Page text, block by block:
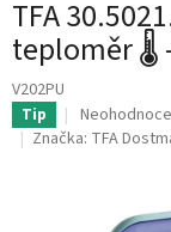
TFA
teploměr 🌡️
V202PU
Tip
Průměrné
hodnocení
Značka: TFA